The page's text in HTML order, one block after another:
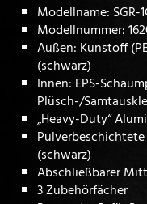
Modellname: SGR-
Modellnummer:
Außen: Kunstoff
(schwarz)
Innen: EPS-
Plüsch-/
„Heavy-Duty“
(schwarz)
Abschließbarer
3 Zubehörfächer